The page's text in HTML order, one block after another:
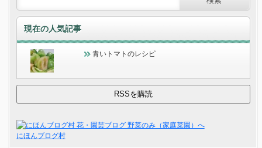
現在の人気記事
青いトマトのレシピ
にほんブログ村